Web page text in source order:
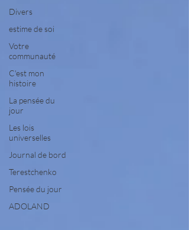
Divers
estime de soi
Votre
communauté
C'est mon
histoire
La pensée du
jour
Les lois
universelles
Journal de bord
Terestchenko
Pensée du jour
ADOLAND